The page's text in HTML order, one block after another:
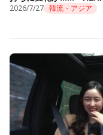
2026/7/27 韓流・アジア